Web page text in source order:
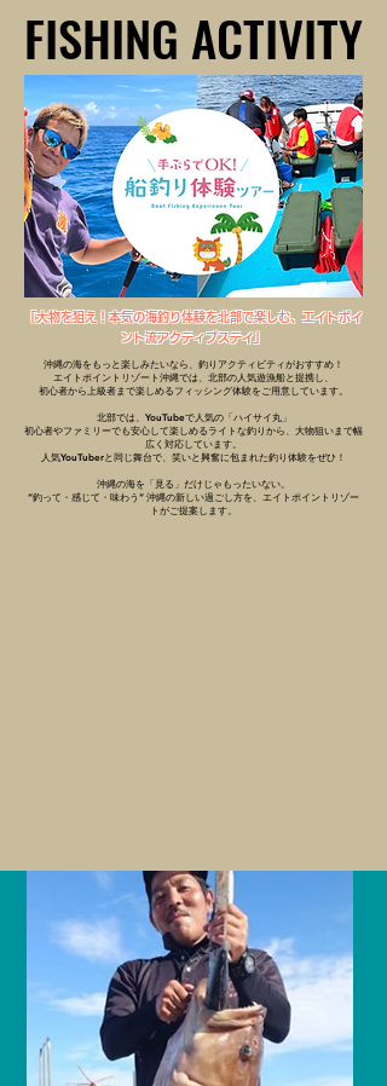
FISHING ACTIVITY
FISHING ACTIVITY
「大物を狙え！本気の海釣り体験を北部で楽しむ、エイトポイ
ント流アクティブステイ」
沖縄の海をもっと楽しみたいなら、釣りアクティビティがおすすめ！
エイトポイントリゾート沖縄では、北部の人気遊漁船と提携し、
初心者から上級者まで楽しめるフィッシング体験をご用意しています。
北部では、YouTubeで人気の「ハイサイ丸」
初心者やファミリーでも安心して楽しめるライトな釣りから、大物狙いまで幅
広く対応しています。
人気YouTuberと同じ舞台で、笑いと興奮に包まれた釣り体験をぜひ！
沖縄の海を「見る」だけじゃもったいない。
“釣って・感じて・味わう” 沖縄の新しい過ごし方を、エイトポイントリゾー
トがご提案します。